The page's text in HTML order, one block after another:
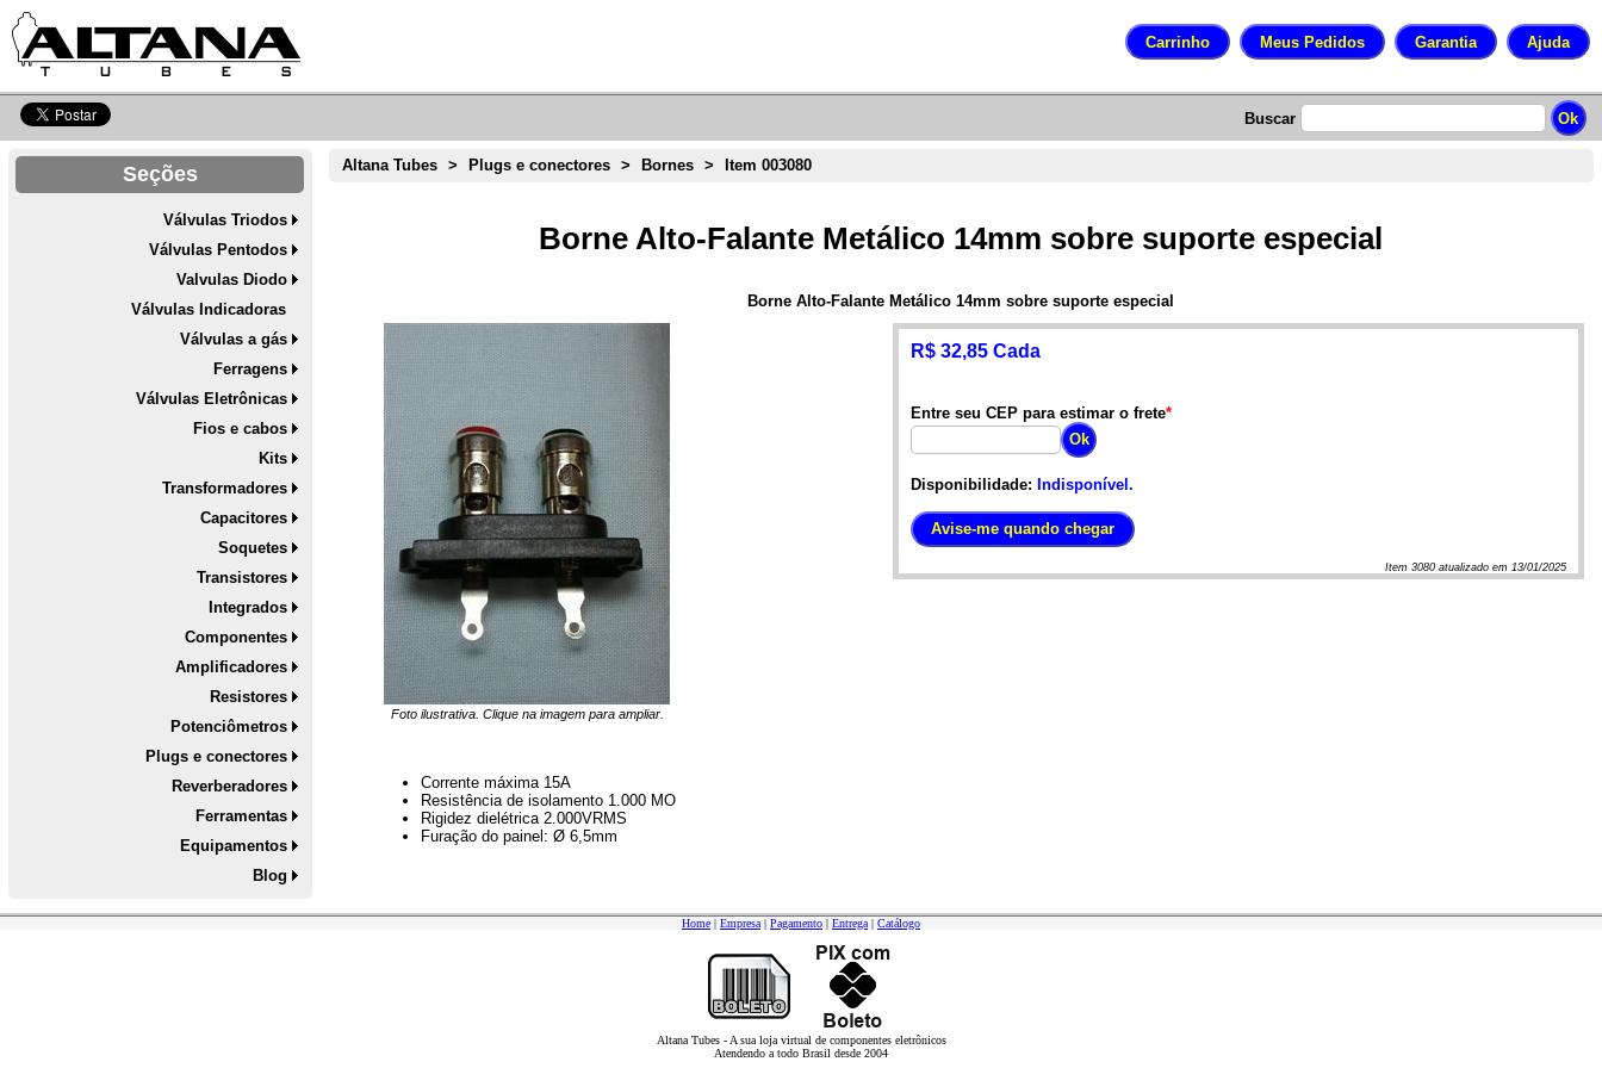
Buscar
Seções
Válvulas Triodos
Válvulas Pentodos
Valvulas Diodo
Válvulas Indicadoras
Válvulas a gás
Ferragens
Válvulas Eletrônicas
Fios e cabos
Kits
Transformadores
Capacitores
Soquetes
Transistores
Integrados
Componentes
Amplificadores
Resistores
Potenciômetros
Plugs e conectores
Reverberadores
Ferramentas
Equipamentos
Blog
Altana Tubes > Plugs e conectores > Bornes > Item 003080
Borne Alto-Falante Metálico 14mm sobre suporte especial
Borne Alto-Falante Metálico 14mm sobre suporte especial
Foto ilustrativa. Clique na imagem para ampliar.
R$ 32,85 Cada
Entre seu CEP para estimar o frete*
Disponibilidade: Indisponível.
Item3080 atualizado em 13/01/2025
Corrente máxima 15A
Resistência de isolamento 1.000 MO
Rigidez dielétrica 2.000VRMS
Furação do painel: Ø 6,5mm
Home | Empresa | Pagamento | Entrega | Catálogo
Altana Tubes - A sua loja virtual de componentes eletrônicos
Atendendo a todo Brasil desde 2004